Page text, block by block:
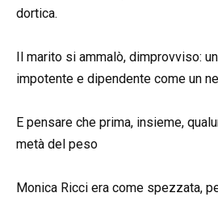
dortica.
Il marito si ammalò, dimprovviso:
impotente e dipendente come un
E pensare che prima, insieme,
metà del peso
Monica Ricci era come spezzata,